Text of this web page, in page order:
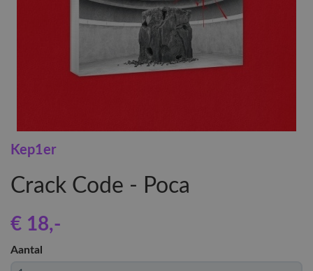
Kep1er
Crack Code - Poca
€ 18,-
Aantal